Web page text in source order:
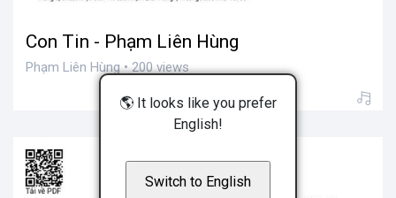
Con Tin - Phạm Liên Hùng
Phạm Liên Hùng • 200 views
🌎 It looks like you prefer
English!
Switch to English